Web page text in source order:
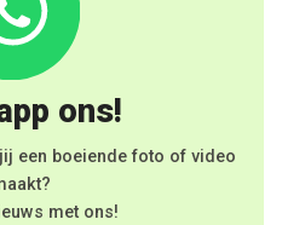
ons!
een boeiende foto of video
met ons!